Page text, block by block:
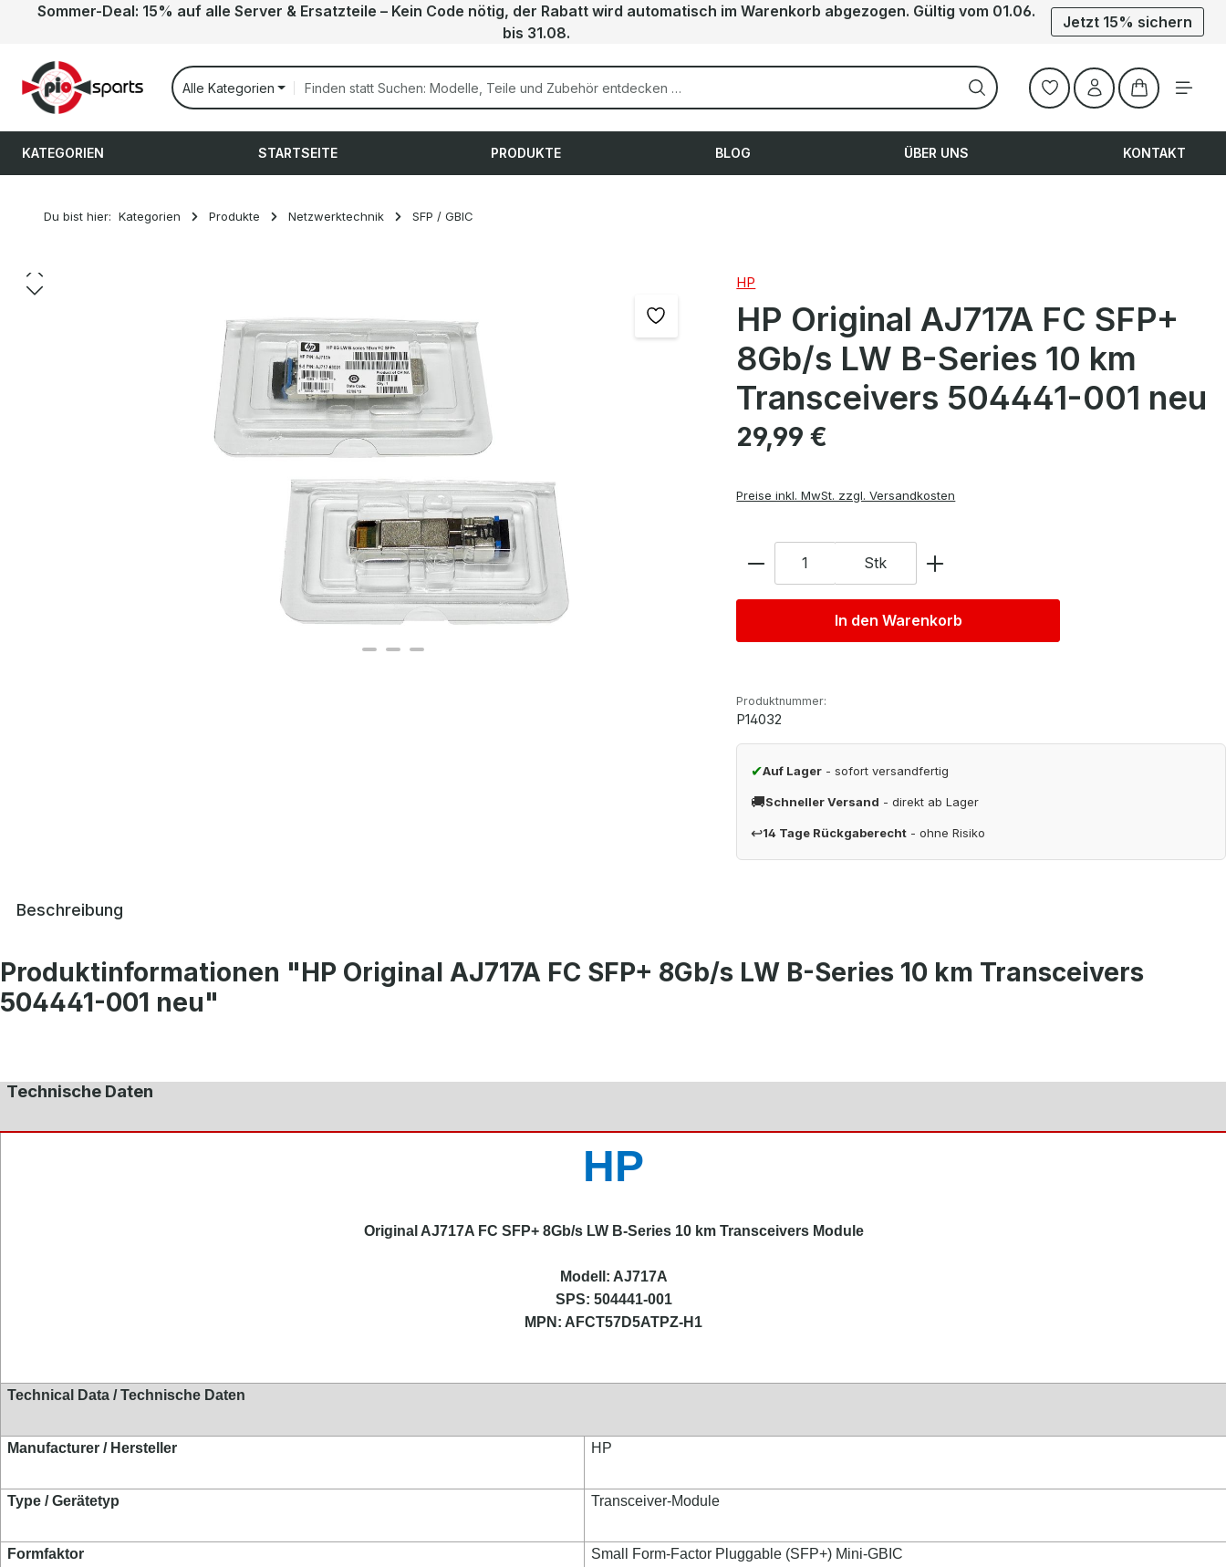
Hauptinhalt springen
Zur Suche springen
Zur Hauptnavigation springen
Sommer-Deal: 15% auf alle Server & Ersatzteile – Kein Code nötig, der Rabatt wird automatisch im Warenkorb abgezogen. Gültig vom 01.06.
bis 31.08.
Jetzt 15% sichern
Alle Kategorien
Warenkorb
KATEGORIEN STARTSEITE PRODUKTE BLOG ÜBER UNS KONTAKT
Du bist hier: Kategorien Produkte Netzwerktechnik SFP / GBIC
Bildergalerie überspringen HP
HP Original AJ717A FC SFP+
8Gb/s LW B-Series 10 km
Transceivers 504441-001 neu
Regulärer Preis:
29,99 €
Preise inkl. MwSt. zzgl. Versandkosten
Anzahl Stk
In den Warenkorb
Produktnummer:
P14032
✔Auf Lager - sofort versandfertig
🚚Schneller Versand - direkt ab Lager
↩14 Tage Rückgaberecht - ohne Risiko
Beschreibung
Produktinformationen "HP Original AJ717A FC SFP+ 8Gb/s LW B-Series 10 km Transceivers
504441-001 neu"
Technische Daten
HP
Original AJ717A FC SFP+ 8Gb/s LW B-Series 10 km Transceivers Module
Modell: AJ717A
SPS: 504441-001
MPN: AFCT57D5ATPZ-H1
Technical Data / Technische Daten
Manufacturer / Hersteller HP
Type / Gerätetyp Transceiver-Module
Formfaktor Small Form-Factor Pluggable (SFP+) Mini-GBIC